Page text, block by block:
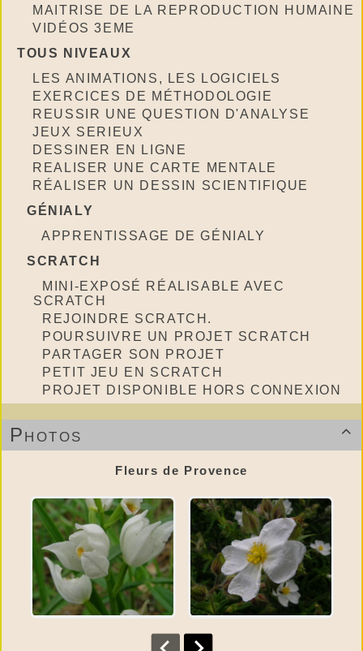
MAITRISE DE LA REPRODUCTION HUMAINE
VIDÉOS 3EME
TOUS NIVEAUX
LES ANIMATIONS, LES LOGICIELS
EXERCICES DE MÉTHODOLOGIE
REUSSIR UNE QUESTION D'ANALYSE
JEUX SERIEUX
DESSINER EN LIGNE
REALISER UNE CARTE MENTALE
RÉALISER UN DESSIN SCIENTIFIQUE
GÉNIALY
APPRENTISSAGE DE GÉNIALY
SCRATCH
MINI-EXPOSÉ RÉALISABLE AVEC
SCRATCH
REJOINDRE SCRATCH.
POURSUIVRE UN PROJET SCRATCH
PARTAGER SON PROJET
PETIT JEU EN SCRATCH
PROJET DISPONIBLE HORS CONNEXION

Photos
Fleurs de Provence